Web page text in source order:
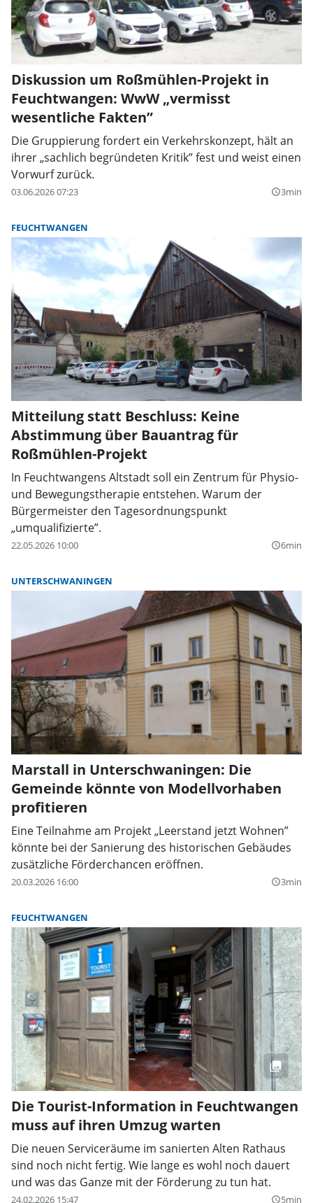
Diskussion um Roßmühlen-Projekt in
Feuchtwangen: WwW „vermisst
wesentliche Fakten”
Die Gruppierung fordert ein Verkehrskonzept, hält an
ihrer „sachlich begründeten Kritik” fest und weist einen
Vorwurf zurück.
03.06.2026 07:23 query_builder3min
FEUCHTWANGEN
Mitteilung statt Beschluss: Keine
Abstimmung über Bauantrag für
Roßmühlen-Projekt
In Feuchtwangens Altstadt soll ein Zentrum für Physio-
und Bewegungstherapie entstehen. Warum der
Bürgermeister den Tagesordnungspunkt
„umqualifizierte”.
22.05.2026 10:00 query_builder6min
UNTERSCHWANINGEN
Marstall in Unterschwaningen: Die
Gemeinde könnte von Modellvorhaben
profitieren
Eine Teilnahme am Projekt „Leerstand jetzt Wohnen”
könnte bei der Sanierung des historischen Gebäudes
zusätzliche Förderchancen eröffnen.
20.03.2026 16:00 query_builder3min
FEUCHTWANGEN
Die Tourist-Information in Feuchtwangen
muss auf ihren Umzug warten
Die neuen Serviceräume im sanierten Alten Rathaus
sind noch nicht fertig. Wie lange es wohl noch dauert
und was das Ganze mit der Förderung zu tun hat.
24.02.2026 15:47 query_builder5min